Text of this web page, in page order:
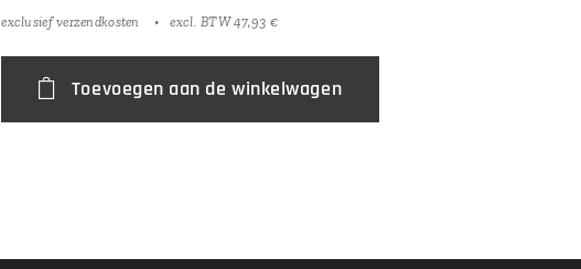
exclusief verzendkosten excl. BTW 47,93 €
Toevoegen aan de winkelwagen